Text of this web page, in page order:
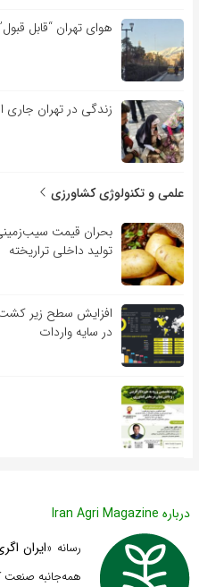
هوای تهران “قابل
زندگی در تهران جاری
علمی و تکنولوژی کشاورزی
بحران قیمت
تولید داخلی تراریخته
افزایش سطح زیر کشت
در سایه واردات
درباره Iran Agri Magazine
رسانه «ایران
همه‌جانبه صنعت